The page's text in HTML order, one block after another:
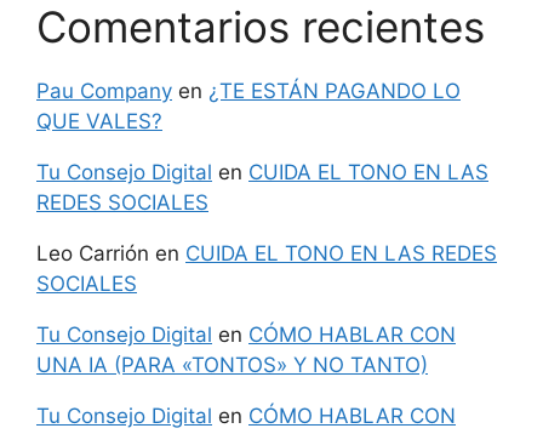
Comentarios recientes
Pau Company en ¿TE ESTÁN PAGANDO LO
QUE VALES?
Tu Consejo Digital en CUIDA EL TONO EN LAS
REDES SOCIALES
Leo Carrión en CUIDA EL TONO EN LAS REDES
SOCIALES
Tu Consejo Digital en CÓMO HABLAR CON
UNA IA (PARA «TONTOS» Y NO TANTO)
Tu Consejo Digital en CÓMO HABLAR CON